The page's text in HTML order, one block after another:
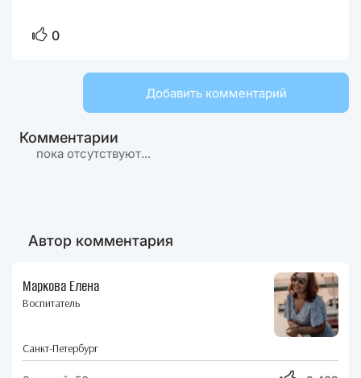
0
Добавить комментарий
Комментарии
пока отсутствуют...
Автор комментария
Маркова Елена
Воспитатель
Санкт-Петербург